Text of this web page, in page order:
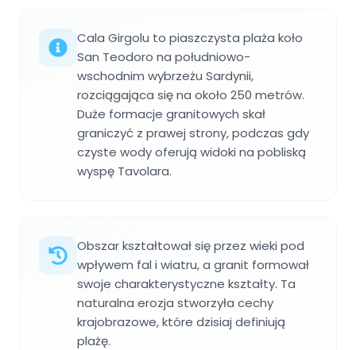
Cala Girgolu to piaszczysta plaża koło
San Teodoro na południowo-
wschodnim wybrzeżu Sardynii,
rozciągająca się na około 250 metrów.
Duże formacje granitowych skał
graniczyć z prawej strony, podczas gdy
czyste wody oferują widoki na pobliską
wyspę Tavolara.
Obszar kształtował się przez wieki pod
wpływem fal i wiatru, a granit formował
swoje charakterystyczne kształty. Ta
naturalna erozja stworzyła cechy
krajobrazowe, które dzisiaj definiują
plażę.